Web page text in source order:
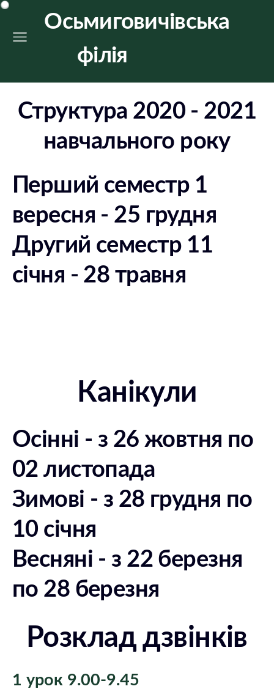
Осьмиговичівська
філія
Структура 2020 - 2021
навчального року
Перший семестр 1
вересня - 25 грудня
Другий семестр 11
січня - 28 травня
Канікули
Осінні - з 26 жовтня по
02 листопада
Зимові - з 28 грудня по
10 січня
Весняні - з 22 березня
по 28 березня
Розклад дзвінків
1 урок 9.00-9.45